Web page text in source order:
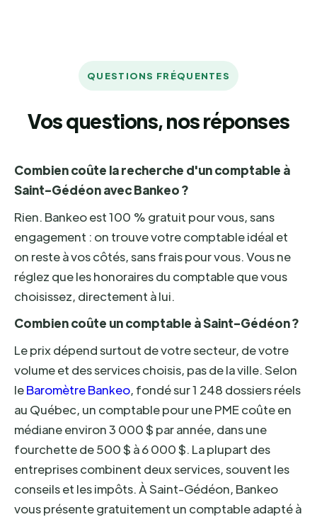
QUESTIONS FRÉQUENTES
Vos questions, nos réponses
Combien coûte la recherche d'un comptable à
Saint-Gédéon avec Bankeo ?
Rien. Bankeo est 100 % gratuit pour vous, sans
engagement : on trouve votre comptable idéal et
on reste à vos côtés, sans frais pour vous. Vous ne
réglez que les honoraires du comptable que vous
choisissez, directement à lui.
Combien coûte un comptable à Saint-Gédéon ?
Le prix dépend surtout de votre secteur, de votre
volume et des services choisis, pas de la ville. Selon
leBaromètre Bankeo, fondé sur 1 248 dossiers réels
au Québec, un comptable pour une PME coûte en
médiane environ 3 000 $ par année, dans une
fourchette de 500 $ à 6 000 $. La plupart des
entreprises combinent deux services, souvent les
conseils et les impôts. À Saint-Gédéon, Bankeo
vous présente gratuitement un comptable adapté à